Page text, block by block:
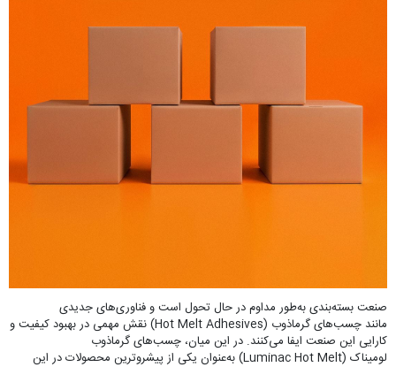
صنعت بسته‌بندی به‌طور مداوم در حال تحول است و فناوری‌های جدیدی
مانند چسب‌های گرماذوب (Hot Melt Adhesives) نقش مهمی در بهبود کیفیت و
کارایی این صنعت ایفا می‌کنند. در این میان، چسب‌های گرماذوب
لومیناک (Luminac Hot Melt) به‌عنوان یکی از پیشروترین محصولات در این